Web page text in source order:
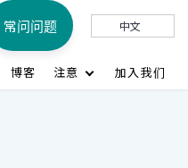
博客 注意 加入我们
常问问题 中文